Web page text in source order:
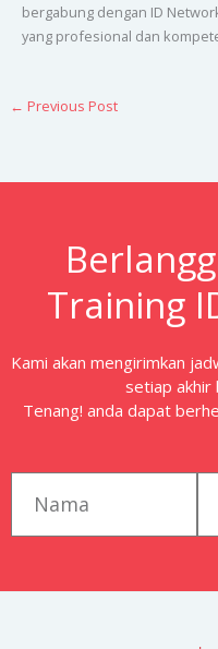
bergabung dengan ID
yang profesional dan
← Previous Post
Training
Kami akan mengirimkan
setiap akhir
Tenang! anda dapat